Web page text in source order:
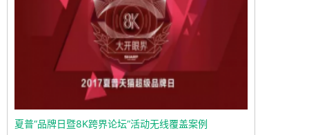
夏普“品牌日暨8K跨界论坛”活动无线覆盖案例